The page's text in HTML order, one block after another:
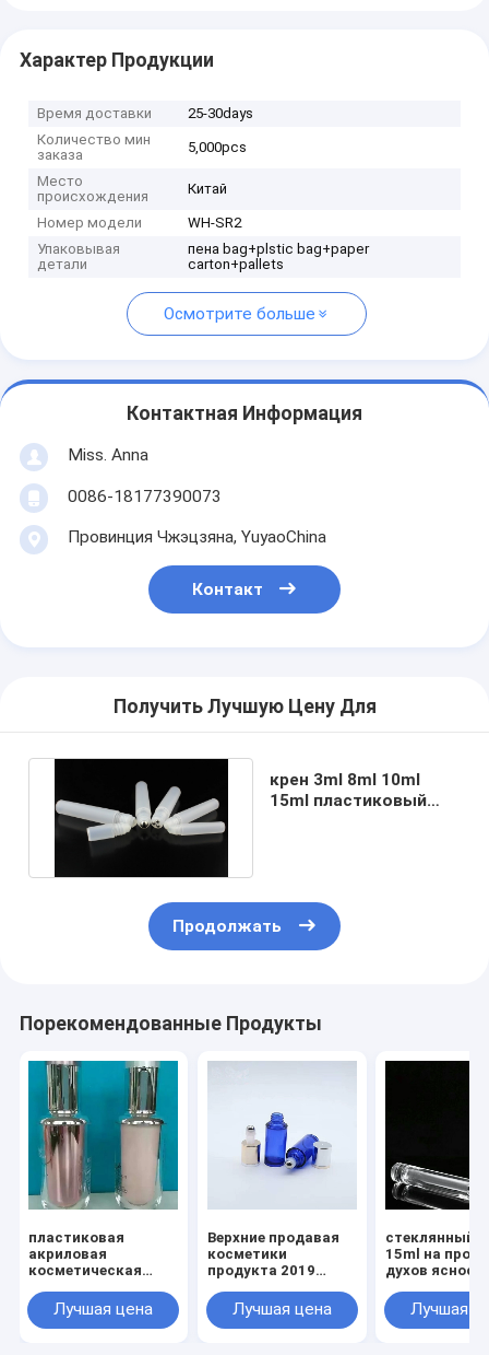
Характер Продукции
Время доставки
25-30days
Количество мин
заказа
5,000pcs
Место
происхождения
Китай
Номер модели
WH-SR2
Упаковывая
детали
пена bag+plstic bag+paper
carton+pallets
Осмотрите больше
Контактная Информация
Miss. Anna
0086-18177390073
Провинция Чжэцзяна, YuyaoChina
Контакт
Получить Лучшую Цену Для
крен 3ml 8ml 10ml
15ml пластиковый
Продолжать
Порекомендованные Продукты
пластиковая
акриловая
косметическая
масла 40ml
Лучшая цена
Верхние продавая
косметики
продукта 2019
упаковывая пустой
пластиковый крен
Лучшая цена
стеклянный
15ml на
духов
бутылки
Лучшая